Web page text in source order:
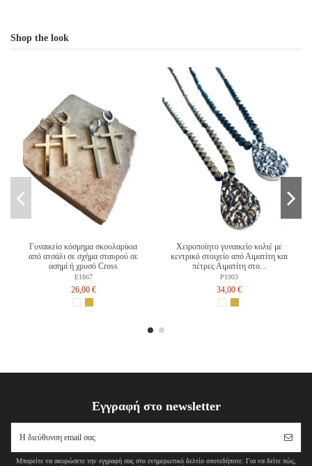
Shop the look
Γυναικείο κόσμημα σκουλαρίκια
από ατσάλι σε σχήμα σταυρού σε
ασημί ή χρυσό Cross
E1867
26,00 €
Χειροποίητο γυναικείο κολιέ με
κεντρικό στοιχείο από Αιματίτη και
πέτρες Αιματίτη στο...
P1903
34,00 €
Εγγραφή στο newsletter
Μπορείτε να ακυρώσετε την εγγραφή σας στο ενημερωτικό δελτίο οποτεδήποτε. Για να δείτε πώς,